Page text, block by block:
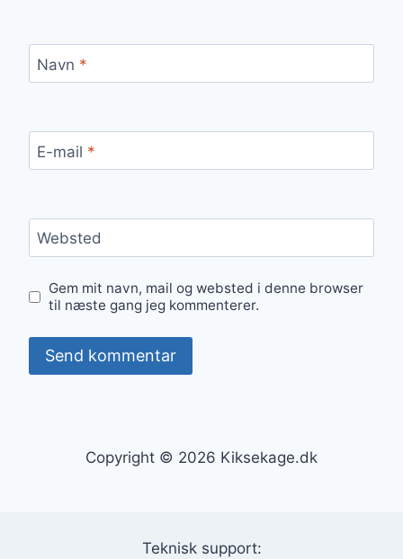
Navn *
E-mail *
Websted
Gem mit navn, mail og websted i denne browser
til næste gang jeg kommenterer.
Copyright © 2026 Kiksekage.dk
Teknisk support: